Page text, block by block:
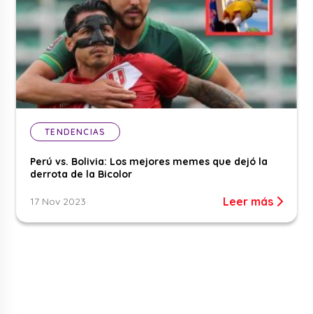
TENDENCIAS
Perú vs. Bolivia: Los mejores memes que dejó la
derrota de la Bicolor
17 Nov 2023 Leer más